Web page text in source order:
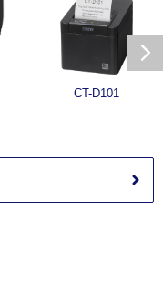
CT-D101